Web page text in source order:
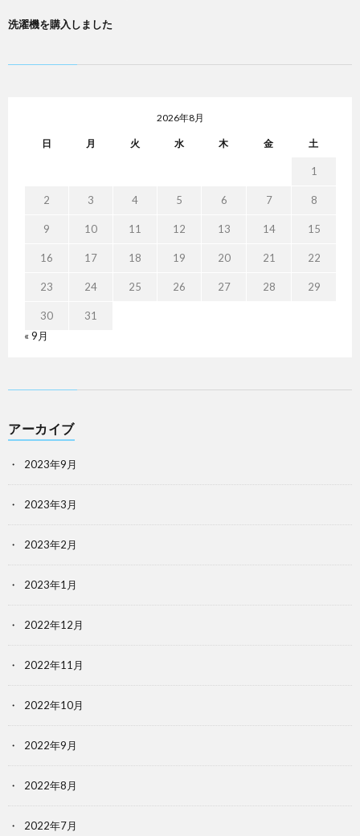
洗濯機を購入しました
2026年8月
日 月 火 水 木 金 土
1
2 3 4 5 6 7 8
9 10 11 12 13 14 15
16 17 18 19 20 21 22
23 24 25 26 27 28 29
30
31
« 9月
アーカイブ
2023年9月
2023年3月
2023年2月
2023年1月
2022年12月
2022年11月
2022年10月
2022年9月
2022年8月
2022年7月